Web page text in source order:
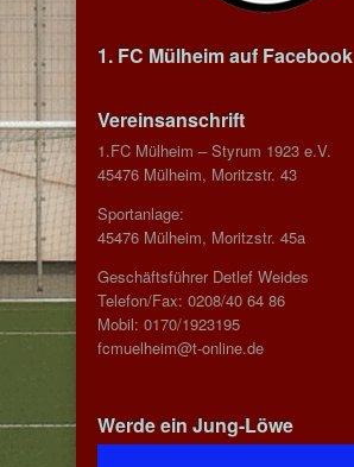
1. FC Mülheim auf Facebook
Vereinsanschrift
1.FC Mülheim – Styrum 1923 e.V.
45476 Mülheim, Moritzstr. 43
Sportanlage:
45476 Mülheim, Moritzstr. 45a
Geschäftsführer Detlef Weides
Telefon/Fax: 0208/40 64 86
Mobil: 0170/1923195
fcmuelheim@t-online.de
Werde ein Jung-Löwe